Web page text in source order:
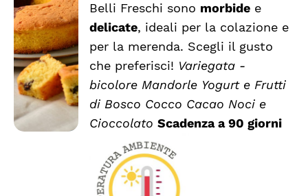
SCEGLI
QUESTO
PRODOTTO
HA
PIÙ
VARIANTI.
LE
OPZIONI
POSSONO
/
DETTAGLI
Belli Freschi sono morbide e
delicate, ideali per la colazione e
per la merenda. Scegli il gusto
che preferisci! Variegata -
bicolore Mandorle Yogurt e Frutti
di Bosco Cocco Cacao Noci e
Cioccolato Scadenza a 90 giorni